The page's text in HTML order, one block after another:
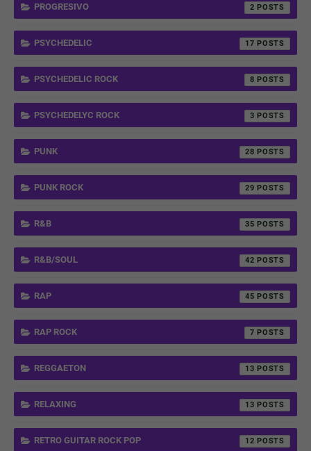
PROGRESIVO 2
PSYCHEDELIC 17
PSYCHEDELIC ROCK 8
PSYCHEDELYC ROCK 3
PUNK 28
PUNK ROCK 29
R&B 35
R&B/SOUL 42
RAP 45
RAP ROCK 7
REGGAETON 13
RELAXING 13
RETRO GUITAR ROCK POP 12